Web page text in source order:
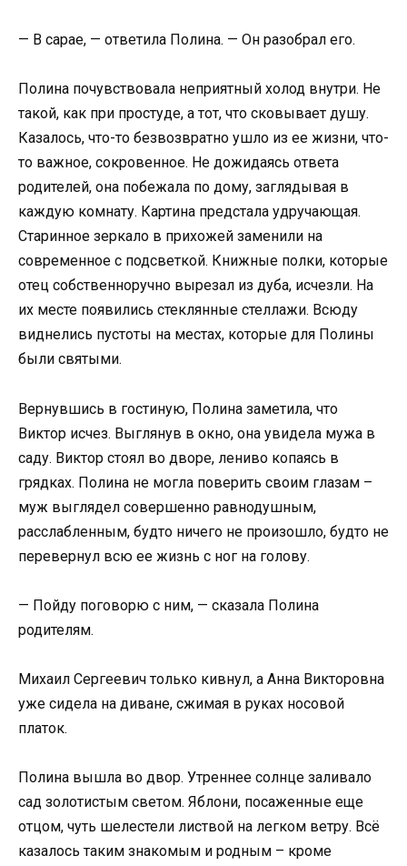
— В сарае, — ответила Полина. — Он разобрал его.
Полина почувствовала неприятный холод внутри. Не
такой, как при простуде, а тот, что сковывает душу.
Казалось, что-то безвозвратно ушло из ее жизни, что-
то важное, сокровенное. Не дожидаясь ответа
родителей, она побежала по дому, заглядывая в
каждую комнату. Картина предстала удручающая.
Старинное зеркало в прихожей заменили на
современное с подсветкой. Книжные полки, которые
отец собственноручно вырезал из дуба, исчезли. На
их месте появились стеклянные стеллажи. Всюду
виднелись пустоты на местах, которые для Полины
были святыми.
Вернувшись в гостиную, Полина заметила, что
Виктор исчез. Выглянув в окно, она увидела мужа в
саду. Виктор стоял во дворе, лениво копаясь в
грядках. Полина не могла поверить своим глазам –
муж выглядел совершенно равнодушным,
расслабленным, будто ничего не произошло, будто не
перевернул всю ее жизнь с ног на голову.
— Пойду поговорю с ним, — сказала Полина
родителям.
Михаил Сергеевич только кивнул, а Анна Викторовна
уже сидела на диване, сжимая в руках носовой
платок.
Полина вышла во двор. Утреннее солнце заливало
сад золотистым светом. Яблони, посаженные еще
отцом, чуть шелестели листвой на легком ветру. Всё
казалось таким знакомым и родным – кроме